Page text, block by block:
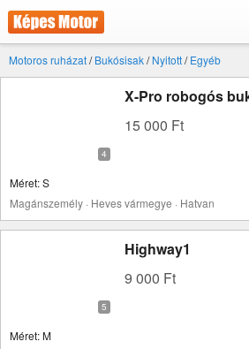
Motoros ruházat/Bukósisak/Nyitott/Egyéb
X-Pro robogós
15 000 Ft
Méret: S
Magánszemély · Heves vármegye · Hatvan
Highway1
9 000 Ft
Méret: M